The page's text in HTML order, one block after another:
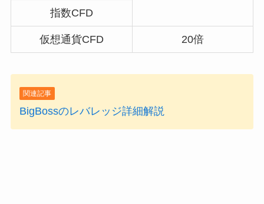
指数CFD
仮想通貨CFD 20倍
関連記事
BigBossのレバレッジ詳細解説